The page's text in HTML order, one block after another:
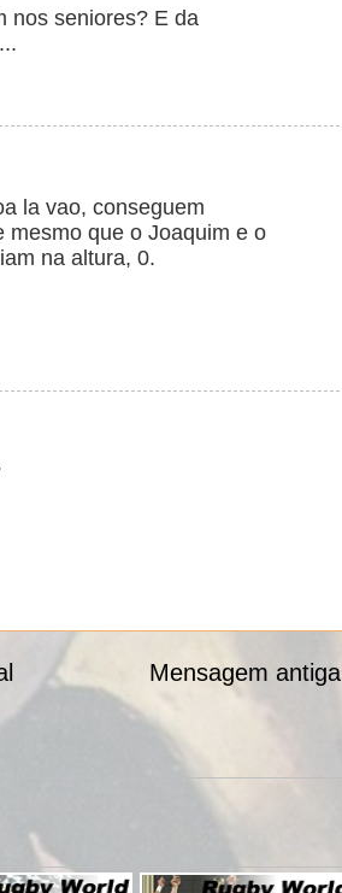
nos seniores? E da
la vao, conseguem
mesmo que o Joaquim e o
na altura, 0.
Mensagem antiga